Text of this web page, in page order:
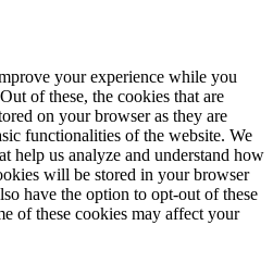
your experience while you
of these, the cookies that are
on your browser as they are
functionalities of the website. We
help us analyze and understand how
will be stored in your browser
have the option to opt-out of these
of these cookies may affect your